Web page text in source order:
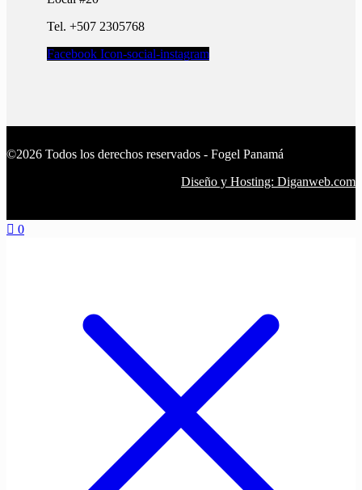
Tel. +507 2305768
Facebook Icon-social-instagram
©2026 Todos los derechos reservados - Fogel Panamá
Diseño y Hosting: Diganweb.com
0